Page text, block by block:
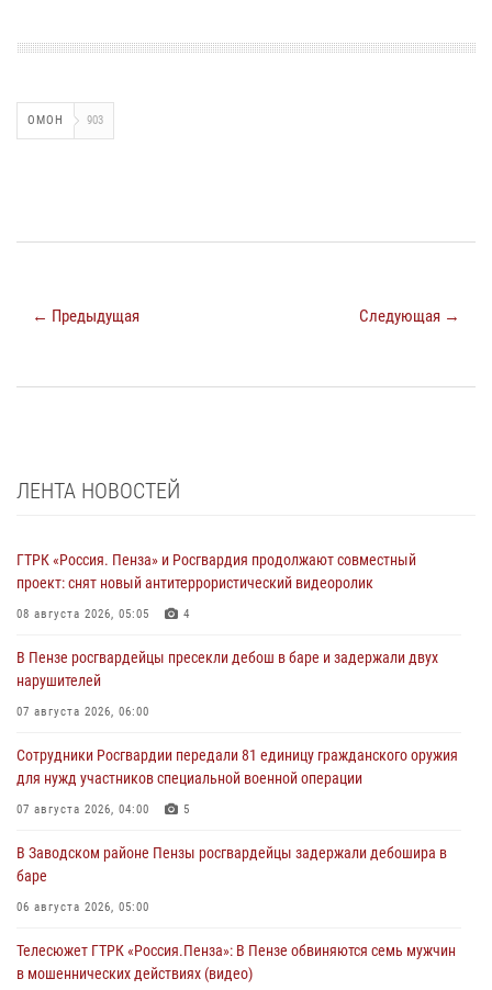
ОМОН 903
← Предыдущая Следующая →
ЛЕНТА НОВОСТЕЙ
ГТРК «Россия. Пенза» и Росгвардия продолжают совместный
проект: снят новый антитеррористический видеоролик
08 августа 2026, 05:05 4
В Пензе росгвардейцы пресекли дебош в баре и задержали двух
нарушителей
07 августа 2026, 06:00
Сотрудники Росгвардии передали 81 единицу гражданского оружия
для нужд участников специальной военной операции
07 августа 2026, 04:00 5
В Заводском районе Пензы росгвардейцы задержали дебошира в
баре
06 августа 2026, 05:00
Телесюжет ГТРК «Россия.Пенза»: В Пензе обвиняются семь мужчин
в мошеннических действиях (видео)